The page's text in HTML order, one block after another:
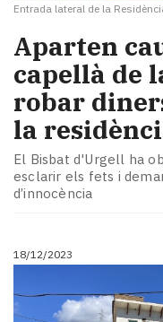
Entrada lateral de la
Aparten
capellà de
robar
la
El Bisbat d'Urgell ha
esclarir els fets i
d’innocència
18/12/2023